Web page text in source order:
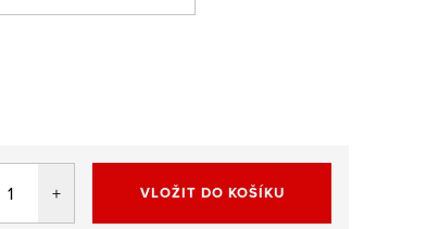
VLOŽIT DO KOŠÍKU